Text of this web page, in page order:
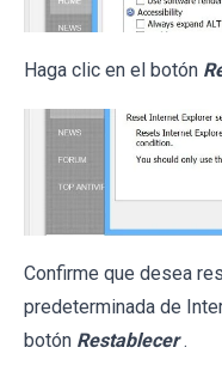
Haga clic en el botón
Confirme que desea
predeterminada de
botón Restablecer .